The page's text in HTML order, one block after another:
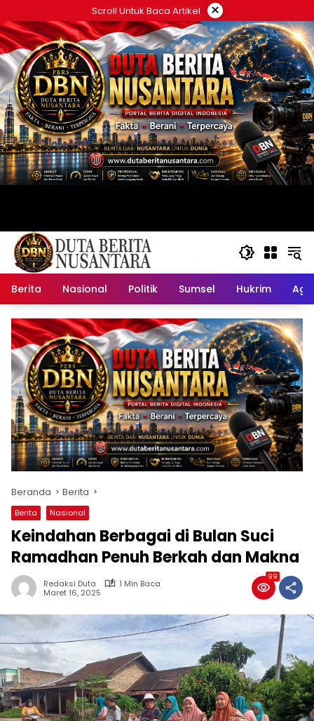
ke
konten
Scroll Untuk Baca Artikel ×
Berita Nasional Politik Sumsel Hukrim
Beranda Berita
Berita Nasional
Keindahan Berbagai di Bulan Suci
Ramadhan Penuh Berkah dan Makna
Redaksi Duta
1 Min Baca
Maret 16, 2025
99